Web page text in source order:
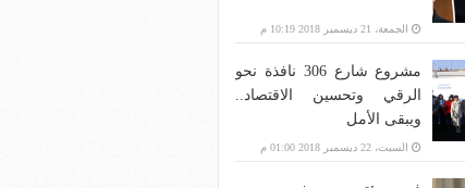
الجمعة، 21 ديسمبر 2018 10:19 م
مشروع شارع 306 نافذة نحو
الرقي وتحسين الاقتصاد..
ويبقى الأمل
السبت، 22 ديسمبر 2018 01:00 م